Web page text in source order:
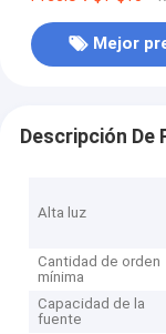
Mejor
Descripción De
Alta luz
Cantidad de orden
mínima
Capacidad de la
fuente